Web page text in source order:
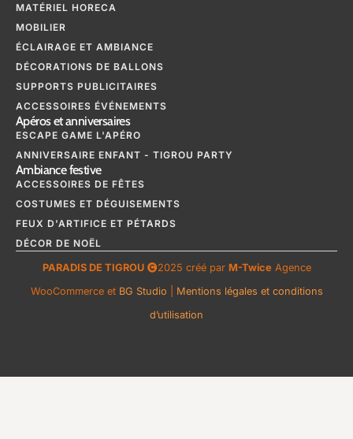
MATÉRIEL HORECA
MOBILIER
ÉCLAIRAGE ET AMBIANCE
DÉCORATIONS DE BALLONS
SUPPORTS PUBLICITAIRES
ACCESSOIRES ÉVÉNEMENTS
Apéros et anniversaires
ESCAPE GAME L'APÉRO
ANNIVERSAIRE ENFANT - TIGROU PARTY
Ambiance festive
ACCESSOIRES DE FÊTES
COSTUMES ET DÉGUISEMENTS
FEUX D'ARTIFICE ET PÉTARDS
DÉCOR DE NOËL
PARADIS DE TIGROU 2025 créé par M-Twice Agence
WooCommerce et BG Studio
Mentions légales et conditions
d’utilisation